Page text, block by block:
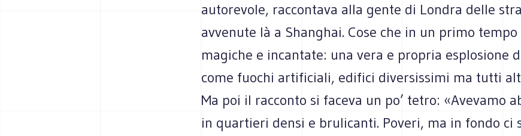
autorevole, raccontava alla gente di Londra delle
avvenute là a Shanghai. Cose che in un primo
magiche e incantate: una vera e propria esplosione
come fuochi artificiali, edifici diversissimi ma tutti
Ma poi il racconto si faceva un po’ tetro: «Avevamo
in quartieri densi e brulicanti. Poveri, ma in fondo ci